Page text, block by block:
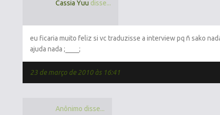
Cassia Yuu disse...
eu ficaria muito feliz si vc traduzisse a interview pq ñ sako
ajuda nada ;____;
23 de março de 2010 às 16:41
Anônimo disse...